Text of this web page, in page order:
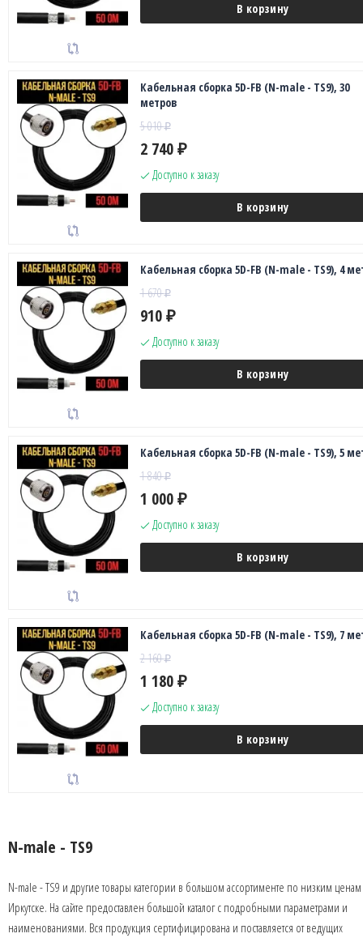
В корзину
Кабельная сборка 5D-FB (N-male - TS9), 30
метров
5 010₽
2 740 ₽
Доступно к заказу
В корзину
Кабельная сборка 5D-FB (N-male - TS9), 4
1 670₽
910 ₽
Доступно к заказу
В корзину
Кабельная сборка 5D-FB (N-male - TS9), 5
1 840₽
1 000 ₽
Доступно к заказу
В корзину
Кабельная сборка 5D-FB (N-male - TS9), 7
2 160₽
1 180 ₽
Доступно к заказу
В корзину
N-male - TS9
N-male - TS9 и другие товары категории в большом ассортименте по низким
Иркутске. На сайте предоставлен большой каталог с подробными параметрами и
наименованиями. Вся продукция сертифицирована и поставляется от ведущих